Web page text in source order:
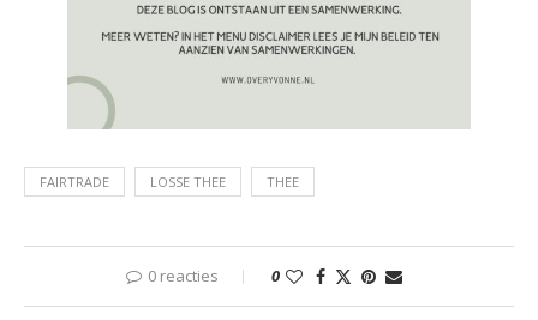
FAIRTRADE LOSSE THEE THEE
0 reacties 0